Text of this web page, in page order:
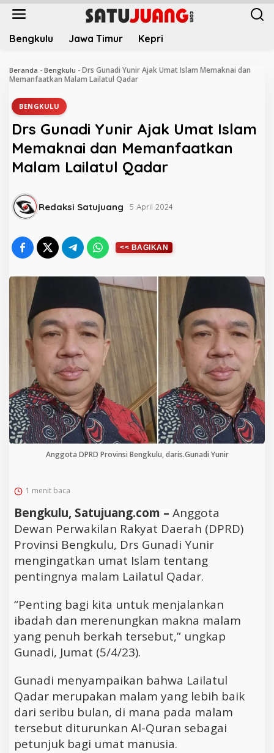
L
Bengkulu Jawa Timur Kepri
Beranda - Bengkulu - Drs Gunadi Yunir Ajak Umat Islam Memaknai dan
Memanfaatkan Malam Lailatul Qadar
BENGKULU
Drs Gunadi Yunir Ajak Umat Islam
Memaknai dan Memanfaatkan
Malam Lailatul Qadar
Redaksi Satujuang 5 April 2024
Anggota DPRD Provinsi Bengkulu, daris.Gunadi Yunir
1 menit baca
Bengkulu, Satujuang.com – Anggota
Dewan Perwakilan Rakyat Daerah (DPRD)
Provinsi Bengkulu, Drs Gunadi Yunir
mengingatkan umat Islam tentang
pentingnya malam Lailatul Qadar.
“Penting bagi kita untuk menjalankan
ibadah dan merenungkan makna malam
yang penuh berkah tersebut,” ungkap
Gunadi, Jumat (5/4/23).
Gunadi menyampaikan bahwa Lailatul
Qadar merupakan malam yang lebih baik
dari seribu bulan, di mana pada malam
tersebut diturunkan Al-Quran sebagai
petunjuk bagi umat manusia.